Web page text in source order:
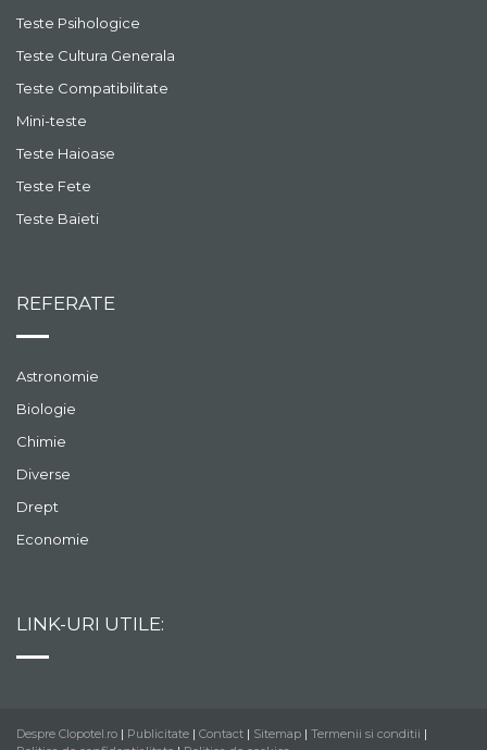
Teste Psihologice
Teste Cultura Generala
Teste Compatibilitate
Mini-teste
Teste Haioase
Teste Fete
Teste Baieti
REFERATE
Astronomie
Biologie
Chimie
Diverse
Drept
Economie
LINK-URI UTILE:
Despre Clopotel.ro | Publicitate | Contact | Sitemap | Termenii si conditii |